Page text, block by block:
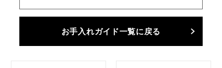
お手入れガイド一覧に戻る